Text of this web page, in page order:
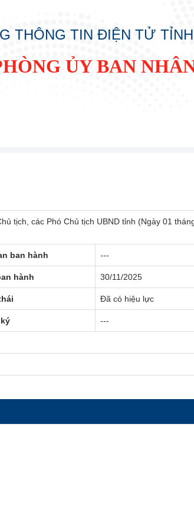
THÔNG TIN ĐIỆN TỬ
ỦY BAN
tịch, các Phó Chủ tịch UBND tỉnh (Ngày 01
ban hành ---
hành 30/11/2025
Đã có hiệu lực
---